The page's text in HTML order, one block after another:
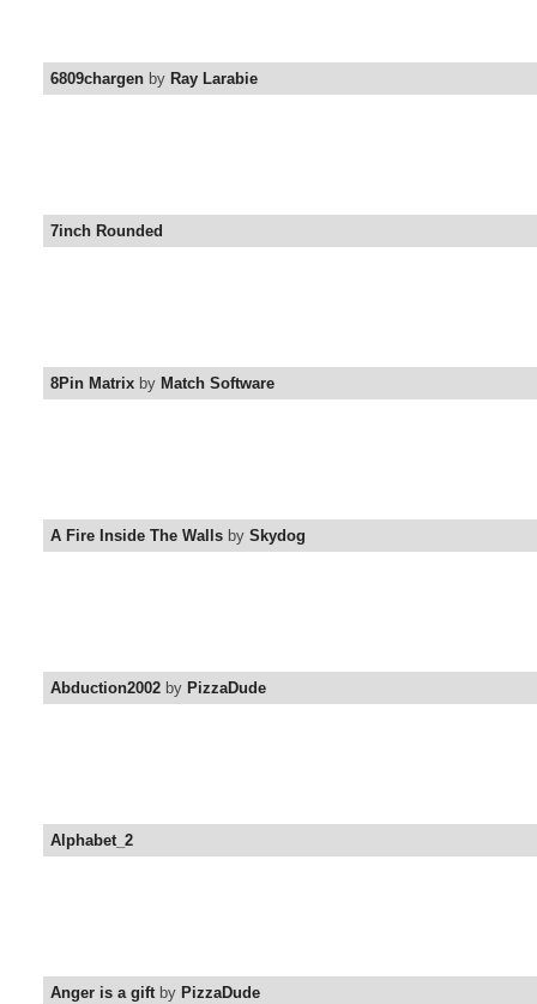
6809chargen by Ray Larabie
7inch Rounded
8Pin Matrix by Match Software
A Fire Inside The Walls by Skydog
Abduction2002 by PizzaDude
Alphabet_2
Anger is a giftby PizzaDude